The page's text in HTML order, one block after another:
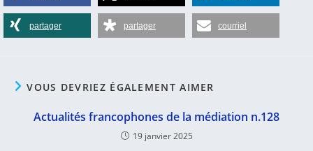
partager partager courriel
VOUS DEVRIEZ ÉGALEMENT AIMER
Actualités francophones de la médiation n.128
19 janvier 2025